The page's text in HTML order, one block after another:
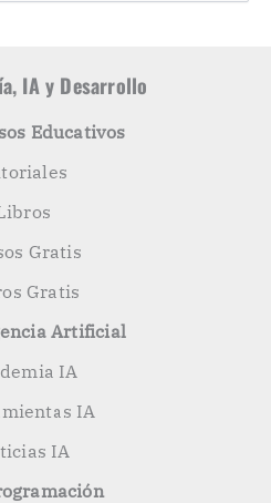
IA y Desarrollo
Educativos
Gratis
Gratis
Artificial
IA
IA
IA